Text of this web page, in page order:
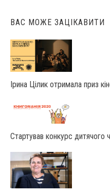
ВАС МОЖЕ ЗАЦІКАВИТИ
Ірина Цілик отримала приз
Стартував конкурс дитячого